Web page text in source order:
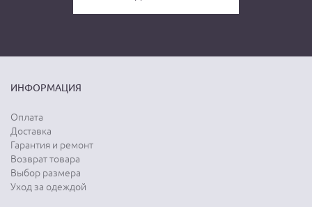
ИНФОРМАЦИЯ
Оплата
Доставка
Гарантия и ремонт
Возврат товара
Выбор размера
Уход за одеждой